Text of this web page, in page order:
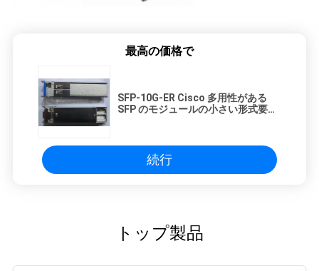
最高の価格で
SFP-10G-ER Cisco 多用性がある
SFP のモジュールの小さい形式要素
続行
トップ製品